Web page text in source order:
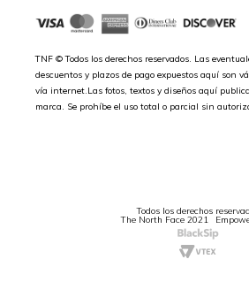
TNF © Todos los derechos reservados. Las
descuentos y plazos de pago expuestos aquí son
vía internet.Las fotos, textos y diseños aquí
marca. Se prohíbe el uso total o parcial sin
Todos los derechos
The North Face 2021